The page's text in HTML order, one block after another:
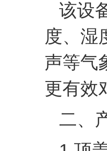
该设
度、湿
声等气
更有效
二、